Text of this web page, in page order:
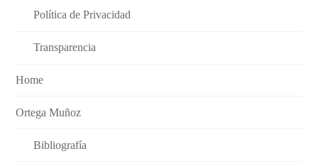
Política de Privacidad
Transparencia
Home
Ortega Muñoz
Bibliografía